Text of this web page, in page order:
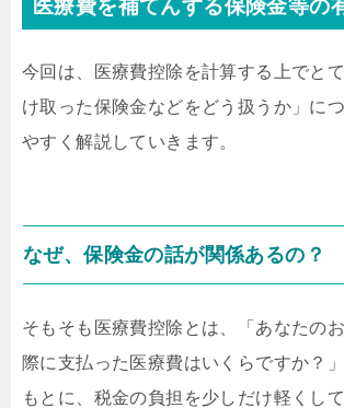
医療費を補てんする保険金等の
今回は、医療費控除を計算する上でと
け取った保険金などをどう扱うか」に
やすく解説していきます。
なぜ、保険金の話が関係あるの？
そもそも医療費控除とは、「あなたの
際に支払った医療費はいくらですか？
もとに、税金の負担を少しだけ軽くし